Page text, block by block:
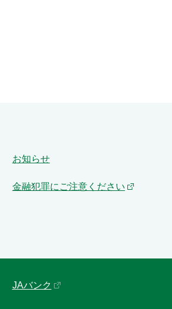
お知らせ
金融犯罪にご注意ください
JAバンク